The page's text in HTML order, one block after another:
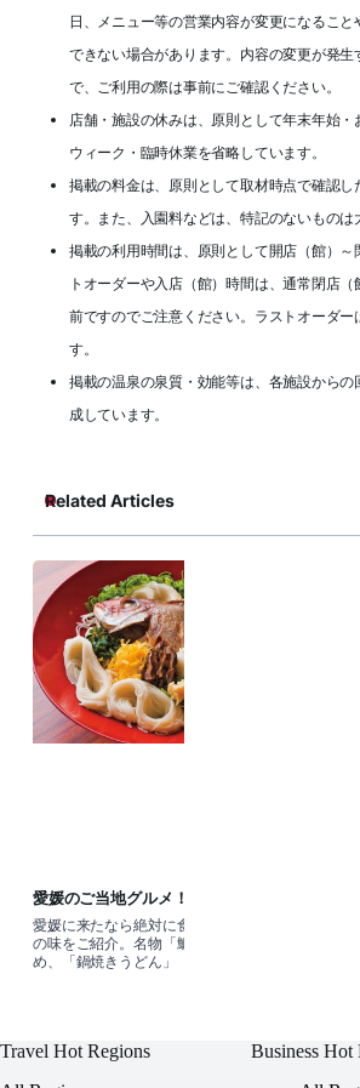
日、メニュー等の営業内容が変更になるこ
できない場合があります。内容の変更が発
で、ご利用の際は事前にご確認ください。
店舗・施設の休みは、原則として年末年始・
ウィーク・臨時休業を省略しています。
掲載の料金は、原則として取材時点で確認
す。また、入園料などは、特記のないものは
掲載の利用時間は、原則として開店（館）～
トオーダーや入店（館）時間は、通常閉店
前ですのでご注意ください。ラストオーダー
す。
掲載の温泉の泉質・効能等は、各施設から
成しています。
Related Articles
愛媛のご当地グルメ！ 鯛めし・鍋焼き
愛媛に来たなら絶対に食べてほしい郷土
の味をご紹介。名物「鯛めし」をはじ
め、「鍋焼きうどん」「八幡浜ちゃんぽ
Travel Hot Regions
Business Hot